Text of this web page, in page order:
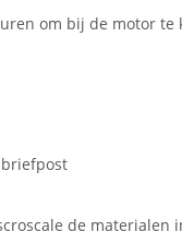
om bij de motor
de materialen